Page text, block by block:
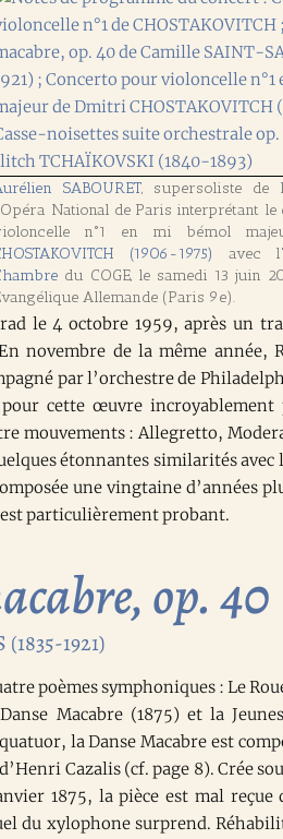
SABOURET , supersoliste de
National de Paris interprétant
n°1 en mi bémol
(1906-1975)
avec l'
du COGE, le samedi 13 juin
Allemande (Paris 9e).
le 4 octobre 1959, après un
novembre de la même année,
par l’orchestre de
cette œuvre incroyablement
mouvements : Allegretto,
étonnantes similarités avec
une vingtaine d’années
particulièrement probant.
op. 40
1921)
poèmes symphoniques : Le
Macabre (1875) et la
la Danse Macabre est
Cazalis (cf. page 8). Crée
1875, la pièce est mal reçue
du xylophone surprend.